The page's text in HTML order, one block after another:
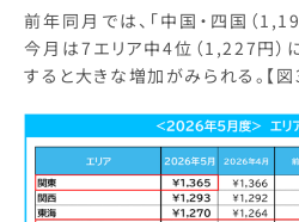
前年同月では、「中国・四国（
今月は7エリア中4位（1,227円）
すると大きな増加がみられる。【図